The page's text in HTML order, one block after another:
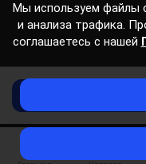
Мы используем файлы
и анализа трафика.
соглашаетесь с нашей